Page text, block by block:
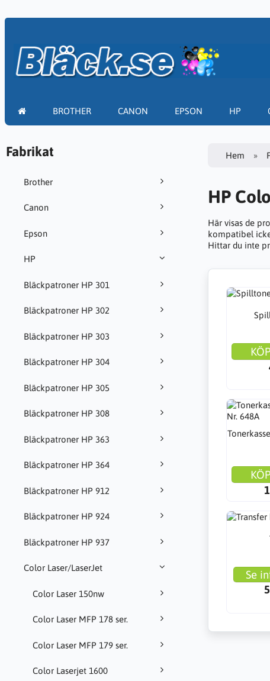
BROTHER CANON EPSON HP
Fabrikat
Brother
Canon
Epson
HP
Bläckpatroner HP 301
Bläckpatroner HP 302
Bläckpatroner HP 303
Bläckpatroner HP 304
Bläckpatroner HP 305
Bläckpatroner HP 308
Bläckpatroner HP 363
Bläckpatroner HP 364
Bläckpatroner HP 912
Bläckpatroner HP 924
Bläckpatroner HP 937
Color Laser/LaserJet
Color Laser 150nw
Color Laser MFP 178 ser.
Color Laser MFP 179 ser.
Color Laserjet 1600
Hem
HP
Här visas de
kompatibel
Hittar du inte
KÖP
KÖP
Se